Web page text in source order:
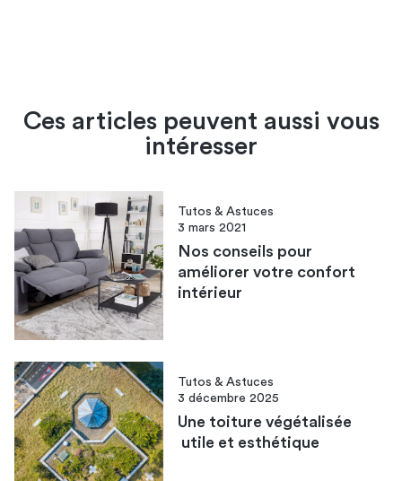
Ces articles peuvent aussi vous
intéresser
Tutos & Astuces
3 mars 2021
Nos conseils pour
améliorer votre confort
intérieur
Tutos & Astuces
3 décembre 2025
Une toiture végétalisée​
utile et esthétique